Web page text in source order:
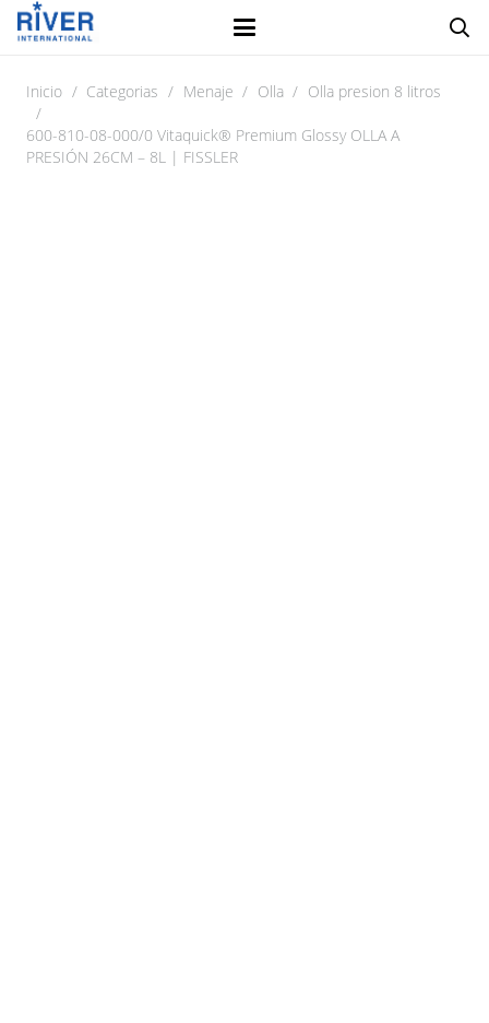
Inicio / Categorias / Menaje / Olla / Olla presion 8 litros
/
600-810-08-000/0 Vitaquick® Premium Glossy OLLA A
PRESIÓN 26CM – 8L | FISSLER